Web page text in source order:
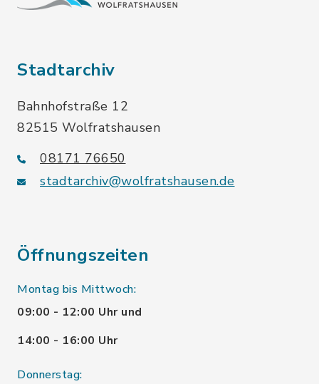
Stadtarchiv
Bahnhofstraße 12
82515 Wolfratshausen
08171 76650
stadtarchiv@wolfratshausen.de
Öffnungszeiten
Montag bis Mittwoch:
09:00 - 12:00 Uhr und
14:00 - 16:00 Uhr
Donnerstag: